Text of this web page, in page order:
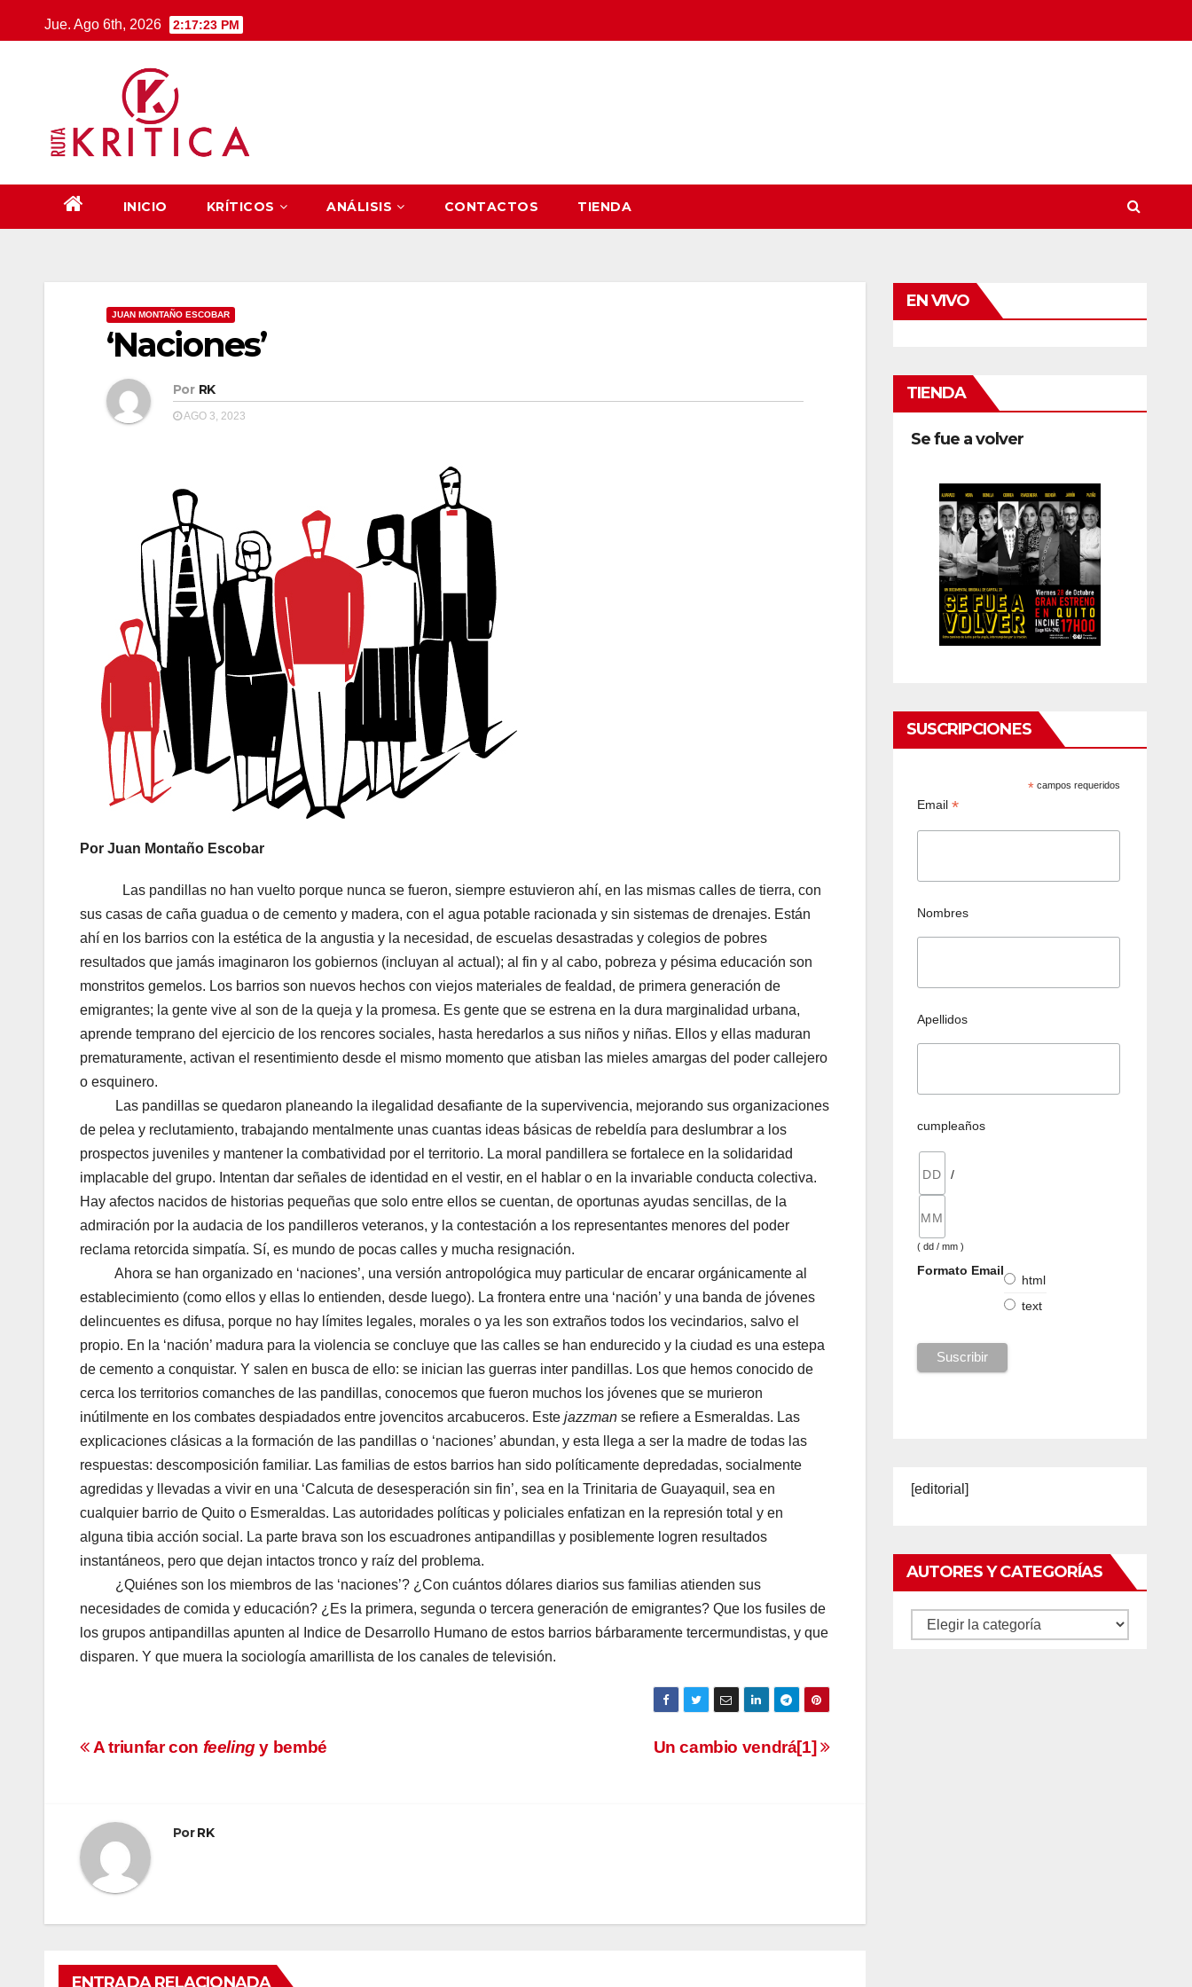
al
Jue. Ago 6th, 2026 2:17:23 PM
INICIO KRÍTICOS ANÁLISIS CONTACTOS TIENDA
JUAN MONTAÑO ESCOBAR
‘Naciones’
Por RK
AGO 3, 2023
Por Juan Montaño Escobar
Las pandillas no han vuelto porque nunca se fueron, siempre estuvieron ahí, en las mismas calles de tierra, con
sus casas de caña guadua o de cemento y madera, con el agua potable racionada y sin sistemas de drenajes. Están
ahí en los barrios con la estética de la angustia y la necesidad, de escuelas desastradas y colegios de pobres
resultados que jamás imaginaron los gobiernos (incluyan al actual); al fin y al cabo, pobreza y pésima educación son
monstritos gemelos. Los barrios son nuevos hechos con viejos materiales de fealdad, de primera generación de
emigrantes; la gente vive al son de la queja y la promesa. Es gente que se estrena en la dura marginalidad urbana,
aprende temprano del ejercicio de los rencores sociales, hasta heredarlos a sus niños y niñas. Ellos y ellas maduran
prematuramente, activan el resentimiento desde el mismo momento que atisban las mieles amargas del poder callejero
o esquinero.
Las pandillas se quedaron planeando la ilegalidad desafiante de la supervivencia, mejorando sus organizaciones
de pelea y reclutamiento, trabajando mentalmente unas cuantas ideas básicas de rebeldía para deslumbrar a los
prospectos juveniles y mantener la combatividad por el territorio. La moral pandillera se fortalece en la solidaridad
implacable del grupo. Intentan dar señales de identidad en el vestir, en el hablar o en la invariable conducta colectiva.
Hay afectos nacidos de historias pequeñas que solo entre ellos se cuentan, de oportunas ayudas sencillas, de la
admiración por la audacia de los pandilleros veteranos, y la contestación a los representantes menores del poder
reclama retorcida simpatía. Sí, es mundo de pocas calles y mucha resignación.
Ahora se han organizado en ‘naciones’, una versión antropológica muy particular de encarar orgánicamente al
establecimiento (como ellos y ellas lo entienden, desde luego). La frontera entre una ‘nación’ y una banda de jóvenes
delincuentes es difusa, porque no hay límites legales, morales o ya les son extraños todos los vecindarios, salvo el
propio. En la ‘nación’ madura para la violencia se concluye que las calles se han endurecido y la ciudad es una estepa
de cemento a conquistar. Y salen en busca de ello: se inician las guerras inter pandillas. Los que hemos conocido de
cerca los territorios comanches de las pandillas, conocemos que fueron muchos los jóvenes que se murieron
inútilmente en los combates despiadados entre jovencitos arcabuceros. Este jazzman se refiere a Esmeraldas. Las
explicaciones clásicas a la formación de las pandillas o ‘naciones’ abundan, y esta llega a ser la madre de todas las
respuestas: descomposición familiar. Las familias de estos barrios han sido políticamente depredadas, socialmente
agredidas y llevadas a vivir en una ‘Calcuta de desesperación sin fin’, sea en la Trinitaria de Guayaquil, sea en
cualquier barrio de Quito o Esmeraldas. Las autoridades políticas y policiales enfatizan en la represión total y en
alguna tibia acción social. La parte brava son los escuadrones antipandillas y posiblemente logren resultados
instantáneos, pero que dejan intactos tronco y raíz del problema.
¿Quiénes son los miembros de las ‘naciones’? ¿Con cuántos dólares diarios sus familias atienden sus
necesidades de comida y educación? ¿Es la primera, segunda o tercera generación de emigrantes? Que los fusiles de
los grupos antipandillas apunten al Indice de Desarrollo Humano de estos barrios bárbaramente tercermundistas, y que
disparen. Y que muera la sociología amarillista de los canales de televisión.
Navegación
entradas
Un cambio vendrá[1]
A triunfar con feelingy bembé
PorRK
ENTRADA RELACIONADA
EN VIVO
TIENDA
Se fue a volver
SUSCRIPCIONES
* campos requeridos
Email *
Nombres
Apellidos
cumpleaños
/
( dd / mm )
Formato Email
html
text
[editorial]
AUTORES Y CATEGORÍAS
Autores